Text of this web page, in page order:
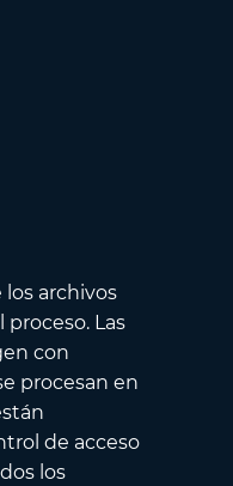
archivos
Las
con
procesan en
de acceso
los